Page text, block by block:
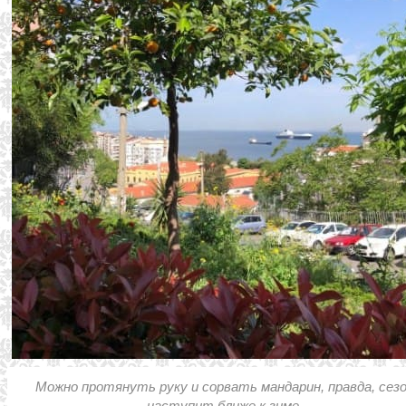
Можно протянуть руку и сорвать мандарин, правда,